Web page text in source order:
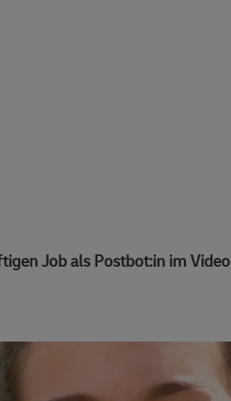
Job als Postbot:in im Video